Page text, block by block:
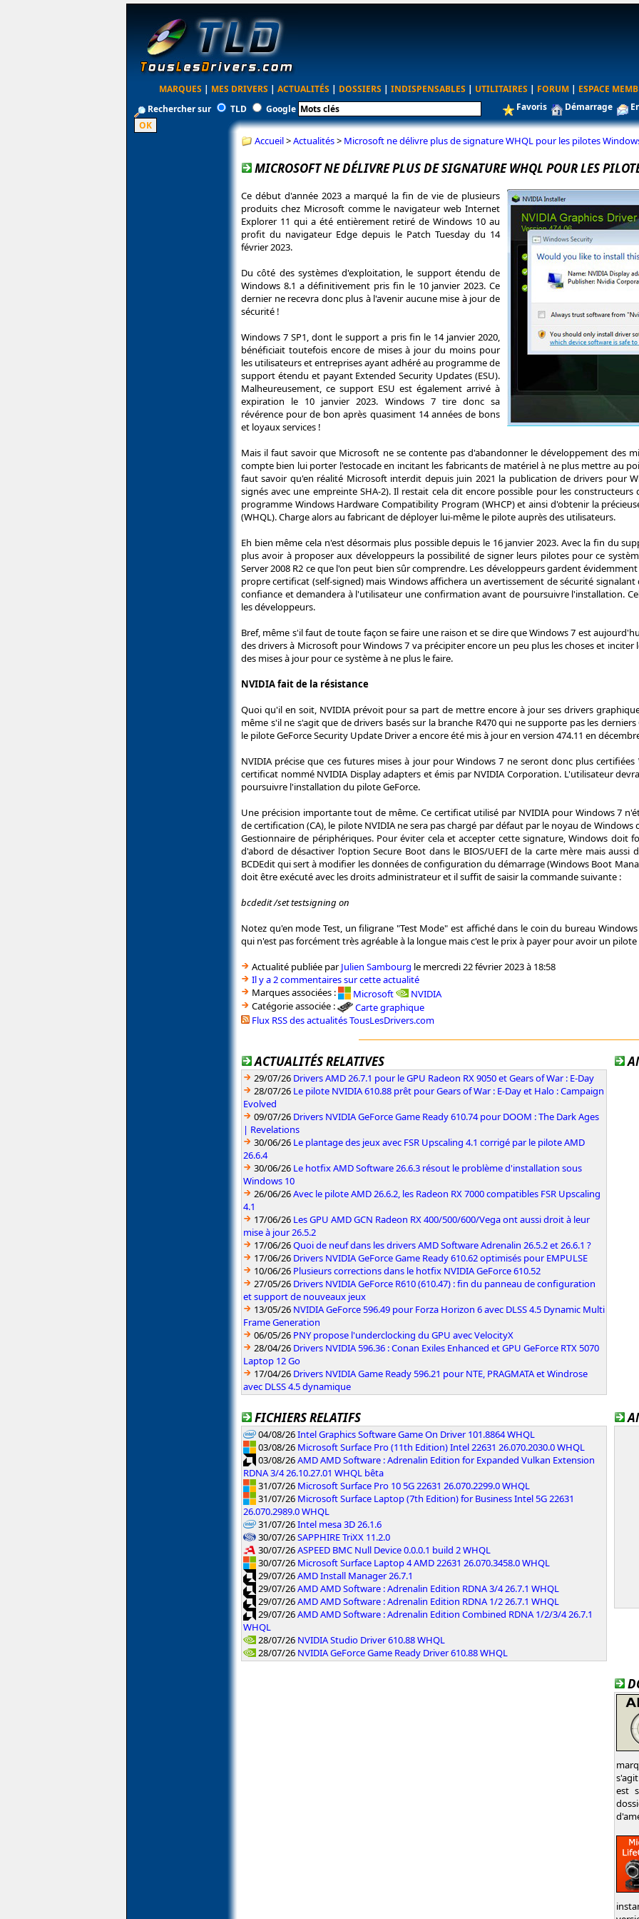
MARQUES | MES DRIVERS | ACTUALITÉS | DOSSIERS | INDISPENSABLES | UTILITAIRES | FORUM | ESPACE
Rechercher sur
TLD Google Favoris Démarrage
Accueil>Actualités> Microsoft ne délivre plus de signature WHQL pour les pilotes
MICROSOFT NE DÉLIVRE PLUS DE SIGNATURE WHQL POUR LES
Ce début d'année 2023 a marqué la fin de vie de plusieurs
produits chez Microsoft comme le navigateur web Internet
Explorer 11 qui a été entièrement retiré de Windows 10 au
profit du navigateur Edge depuis le Patch Tuesday du 14
février 2023.
Du côté des systèmes d'exploitation, le support étendu de
Windows 8.1 a définitivement pris fin le 10 janvier 2023. Ce
dernier ne recevra donc plus à l'avenir aucune mise à jour de
sécurité !
Windows 7 SP1, dont le support a pris fin le 14 janvier 2020,
bénéficiait toutefois encore de mises à jour du moins pour
les utilisateurs et entreprises ayant adhéré au programme de
support étendu et payant Extended Security Updates (ESU).
Malheureusement, ce support ESU est également arrivé à
expiration le 10 janvier 2023. Windows 7 tire donc sa
révérence pour de bon après quasiment 14 années de bons
et loyaux services !
Mais il faut savoir que Microsoft ne se contente pas d'abandonner le développement des
compte bien lui porter l'estocade en incitant les fabricants de matériel à ne plus mettre au
faut savoir qu'en réalité Microsoft interdit depuis juin 2021 la publication de drivers pour
signés avec une empreinte SHA-2). Il restait cela dit encore possible pour les
programme Windows Hardware Compatibility Program (WHCP) et ainsi d'obtenir la
(WHQL). Charge alors au fabricant de déployer lui-même le pilote auprès des utilisateurs.
Eh bien même cela n'est désormais plus possible depuis le 16 janvier 2023. Avec la fin du
plus avoir à proposer aux développeurs la possibilité de signer leurs pilotes pour ce
Server 2008 R2 ce que l'on peut bien sûr comprendre. Les développeurs gardent
propre certificat (self-signed) mais Windows affichera un avertissement de sécurité
confiance et demandera à l'utilisateur une confirmation avant de poursuivre l'installation.
les développeurs.
Bref, même s'il faut de toute façon se faire une raison et se dire que Windows 7 est
des drivers à Microsoft pour Windows 7 va précipiter encore un peu plus les choses et
des mises à jour pour ce système à ne plus le faire.
NVIDIA fait de la résistance
Quoi qu'il en soit, NVIDIA prévoit pour sa part de mettre encore à jour ses drivers
même s'il ne s'agit que de drivers basés sur la branche R470 qui ne supporte pas les derniers
le pilote GeForce Security Update Driver a encore été mis à jour en version 474.11 en
NVIDIA précise que ces futures mises à jour pour Windows 7 ne seront donc plus
certificat nommé NVIDIA Display adapters et émis par NVIDIA Corporation. L'utilisateur
poursuivre l'installation du pilote GeForce.
Une précision importante tout de même. Ce certificat utilisé par NVIDIA pour Windows 7
de certification (CA), le pilote NVIDIA ne sera pas chargé par défaut par le noyau de
Gestionnaire de périphériques. Pour éviter cela et accepter cette signature, Windows doit
d'abord de désactiver l'option Secure Boot dans le BIOS/UEFI de la carte mère mais aussi
BCDEdit qui sert à modifier les données de configuration du démarrage (Windows Boot
doit être exécuté avec les droits administrateur et il suffit de saisir la commande suivante :
bcdedit /set testsigning on
Notez qu'en mode Test, un filigrane "Test Mode" est affiché dans le coin du bureau
qui n'est pas forcément très agréable à la longue mais c'est le prix à payer pour avoir un pilote
Actualité publiée parJulien Sambourg le mercredi 22 février 2023 à 18:58
Il y a 2 commentaires sur cette actualité
Marques associées :
Microsoft
NVIDIA
Catégorie associée :
Carte graphique
Flux RSS des actualités TousLesDrivers.com
ACTUALITÉS RELATIVES
29/07/26 Drivers AMD 26.7.1 pour le GPU Radeon RX 9050 et Gears of War : E-Day
28/07/26 Le pilote NVIDIA 610.88 prêt pour Gears of War : E-Day et Halo : Campaign
Evolved
09/07/26 Drivers NVIDIA GeForce Game Ready 610.74 pour DOOM : The Dark Ages
| Revelations
30/06/26 Le plantage des jeux avec FSR Upscaling 4.1 corrigé par le pilote AMD
26.6.4
30/06/26 Le hotfix AMD Software 26.6.3 résout le problème d'installation sous
Windows 10
26/06/26Avec le pilote AMD 26.6.2, les Radeon RX 7000 compatibles FSR Upscaling
4.1
17/06/26 Les GPU AMD GCN Radeon RX 400/500/600/Vega ont aussi droit à leur
mise à jour 26.5.2
17/06/26Quoi de neuf dans les drivers AMD Software Adrenalin 26.5.2 et 26.6.1 ?
17/06/26 Drivers NVIDIA GeForce Game Ready 610.62 optimisés pour EMPULSE
10/06/26 Plusieurs corrections dans le hotfix NVIDIA GeForce 610.52
27/05/26 Drivers NVIDIA GeForce R610 (610.47) : fin du panneau de configuration
et support de nouveaux jeux
13/05/26 NVIDIA GeForce 596.49 pour Forza Horizon 6 avec DLSS 4.5 Dynamic Multi
Frame Generation
06/05/26 PNY propose l'underclocking du GPU avec VelocityX
28/04/26 Drivers NVIDIA 596.36 : Conan Exiles Enhanced et GPU GeForce RTX 5070
Laptop 12 Go
17/04/26 Drivers NVIDIA Game Ready 596.21 pour NTE, PRAGMATA et Windrose
avec DLSS 4.5 dynamique
FICHIERS RELATIFS
04/08/26Intel Graphics Software Game On Driver 101.8864 WHQL
03/08/26 Microsoft Surface Pro (11th Edition) Intel 22631 26.070.2030.0 WHQL
03/08/26AMD AMD Software : Adrenalin Edition for Expanded Vulkan Extension
RDNA 3/4 26.10.27.01 WHQL bêta
31/07/26 Microsoft Surface Pro 10 5G 22631 26.070.2299.0 WHQL
31/07/26 Microsoft Surface Laptop (7th Edition) for Business Intel 5G 22631
26.070.2989.0 WHQL
31/07/26Intel mesa 3D 26.1.6
30/07/26SAPPHIRE TriXX 11.2.0
30/07/26ASPEED BMC Null Device 0.0.0.1 build 2 WHQL
30/07/26 Microsoft Surface Laptop 4 AMD 22631 26.070.3458.0 WHQL
29/07/26AMD Install Manager 26.7.1
29/07/26AMD AMD Software : Adrenalin Edition RDNA 3/4 26.7.1 WHQL
29/07/26AMD AMD Software : Adrenalin Edition RDNA 1/2 26.7.1 WHQL
29/07/26AMD AMD Software : Adrenalin Edition Combined RDNA 1/2/3/4 26.7.1
WHQL
28/07/26 NVIDIA Studio Driver 610.88 WHQL
28/07/26 NVIDIA GeForce Game Ready Driver 610.88 WHQL
est